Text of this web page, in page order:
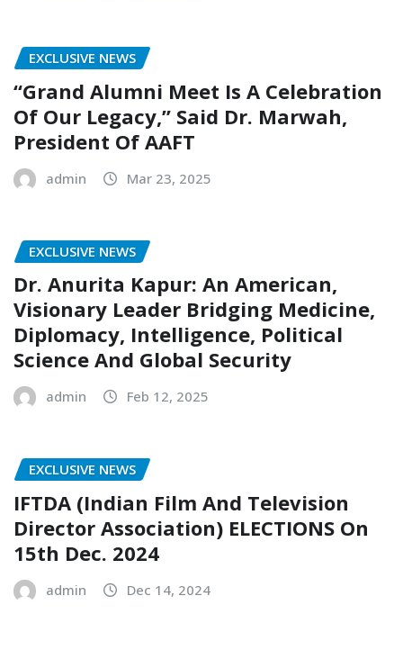
EXCLUSIVE NEWS
“Grand Alumni Meet Is A Celebration
Of Our Legacy,” Said Dr. Marwah,
President Of AAFT
admin Mar 23, 2025
EXCLUSIVE NEWS
Dr. Anurita Kapur: An American,
Visionary Leader Bridging Medicine,
Diplomacy, Intelligence, Political
Science And Global Security
admin Feb 12, 2025
EXCLUSIVE NEWS
IFTDA (Indian Film And Television
Director Association) ELECTIONS On
15th Dec. 2024
admin Dec 14, 2024